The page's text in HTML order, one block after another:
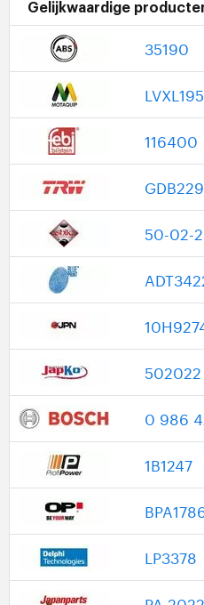
Gelijkwaardige
35190
116400
50-02-
502022
0 986
1B1247
LP3378